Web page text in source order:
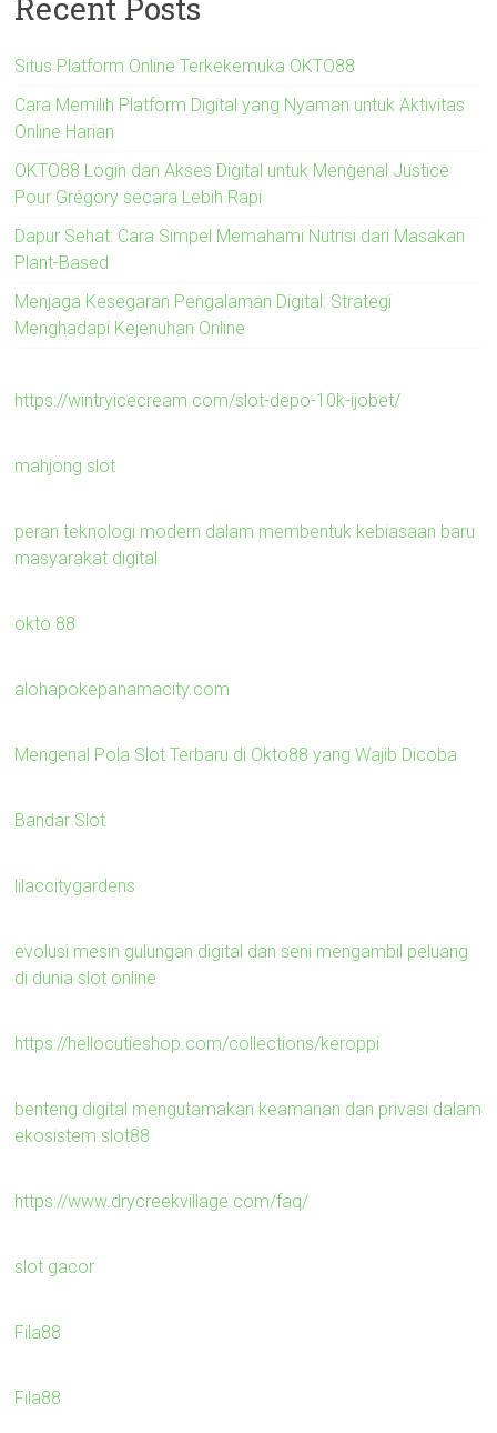
Situs Platform Online Terkekemuka OKTO88
Cara Memilih Platform Digital yang Nyaman untuk Aktivitas
Online Harian
OKTO88 Login dan Akses Digital untuk Mengenal Justice
Pour Grégory secara Lebih Rapi
Dapur Sehat: Cara Simpel Memahami Nutrisi dari Masakan
Plant-Based
Menjaga Kesegaran Pengalaman Digital: Strategi
Menghadapi Kejenuhan Online
https://wintryicecream.com/slot-depo-10k-ijobet/
mahjong slot
peran teknologi modern dalam membentuk kebiasaan baru
masyarakat digital
okto 88
alohapokepanamacity.com
Mengenal Pola Slot Terbaru di Okto88 yang Wajib Dicoba
Bandar Slot
lilaccitygardens
evolusi mesin gulungan digital dan seni mengambil peluang
di dunia slot online
https://hellocutieshop.com/collections/keroppi
benteng digital mengutamakan keamanan dan privasi dalam
ekosistem slot88
https://www.drycreekvillage.com/faq/
slot gacor
Fila88
Fila88